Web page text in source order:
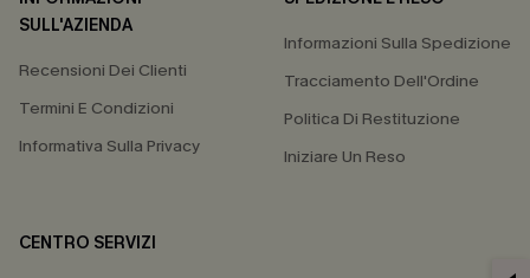
SULL'AZIENDA
Recensioni Dei Clienti
Termini E Condizioni
Informativa Sulla Privacy
Informazioni Sulla Spedizione
Tracciamento Dell'Ordine
Politica Di Restituzione
Iniziare Un Reso
CENTRO SERVIZI